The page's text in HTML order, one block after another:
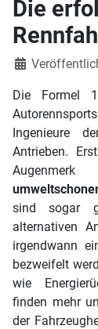
Die
Details
Die Formel
Ingenieure
Antrieben.
sind sogar
alternativen
irgendwann
bezweifelt
wie
finden mehr
der